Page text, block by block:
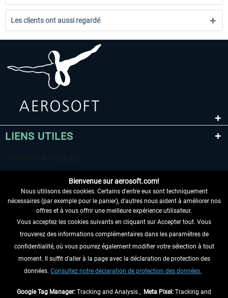
Les clients ont aussi regardé
LIENS UTILES
RENONCER AU CONTRAT ICI
INFORMATIONS
NE MANQUEZ PAS LES DERNIÈRES
Bienvenue sur aerosoft.com!
Nous utilisons des cookies. Certains d'entre eux sont techniquement
nécessaires (par exemple pour le panier), d'autres nous aident à améliorer nos
offres et à vous offrir une meilleure expérience utilisateur.
Vous acceptez les cookies suivants en cliquant sur Accepter tout. Vous
trouverez des informations complémentaires dans les paramètres de
confidentialité, où vous pourrez également modifier votre sélection à tout
moment. Il suffit d'aller à la page avec la déclaration de protection des
données. Consultez notre déclaration de protection des données.
Google Tag Manager: Tracking and Analysis , Meta Pixel: Tracking and